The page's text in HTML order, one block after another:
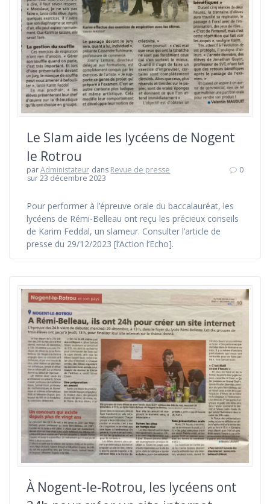
Le Slam aide les lycéens de Nogent
le Rotrou
parAdministateur dans Revue de presse
sur 23 décembre 2023
0
Pour performer à l’épreuve orale du baccalauréat, les
lycéens de Rémi-Belleau ont reçu les précieux conseils
de Karim Feddal, un slameur. Consulter l’article de
presse du 29/12/2023 [l’Action l’Echo].
À Nogent-le-Rotrou, les lycéens ont